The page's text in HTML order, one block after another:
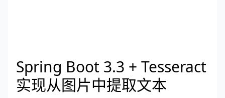
Spring Boot 3.3 + Tesseract
实现从图片中提取文本